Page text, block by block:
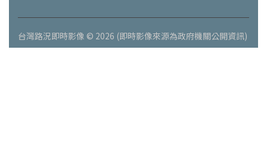
台灣路況即時影像 © 2026 (即時影像來源為政府機關公開資訊)